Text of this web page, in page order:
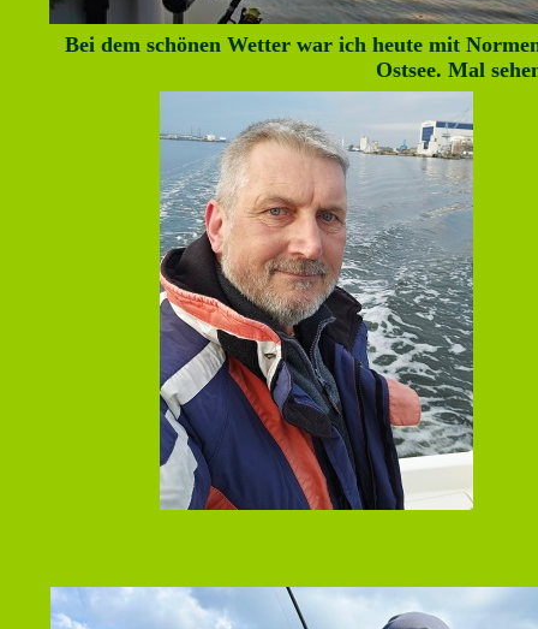
Bei dem schönen Wetter war ich heute mit
Ostsee. Mal